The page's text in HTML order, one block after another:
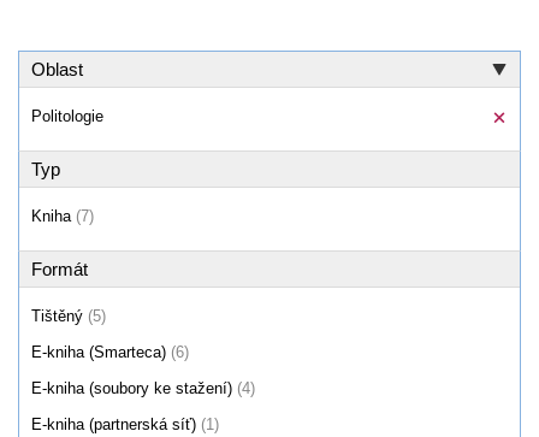
Oblast
Politologie
Typ
Kniha (7)
Formát
Tištěný (5)
E-kniha (Smarteca) (6)
E-kniha (soubory ke stažení) (4)
E-kniha (partnerská síť) (1)